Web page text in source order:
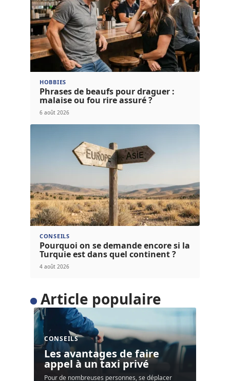
HOBBIES
Phrases de beaufs pour draguer :
malaise ou fou rire assuré ?
6 août 2026
CONSEILS
Pourquoi on se demande encore si la
Turquie est dans quel continent ?
4 août 2026
Article populaire
CONSEILS
Les avantages de faire
appel à un taxi privé
Pour de nombreuses personnes, se déplacer